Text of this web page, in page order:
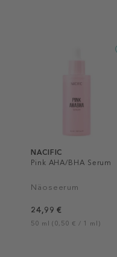
NACIFIC
Pink AHA/BHA Serum
Näoseerum
24,99 €
50 ml (0,50 € / 1 ml)